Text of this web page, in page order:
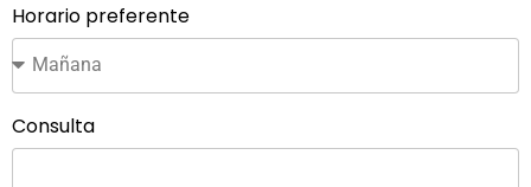
Horario preferente
Consulta